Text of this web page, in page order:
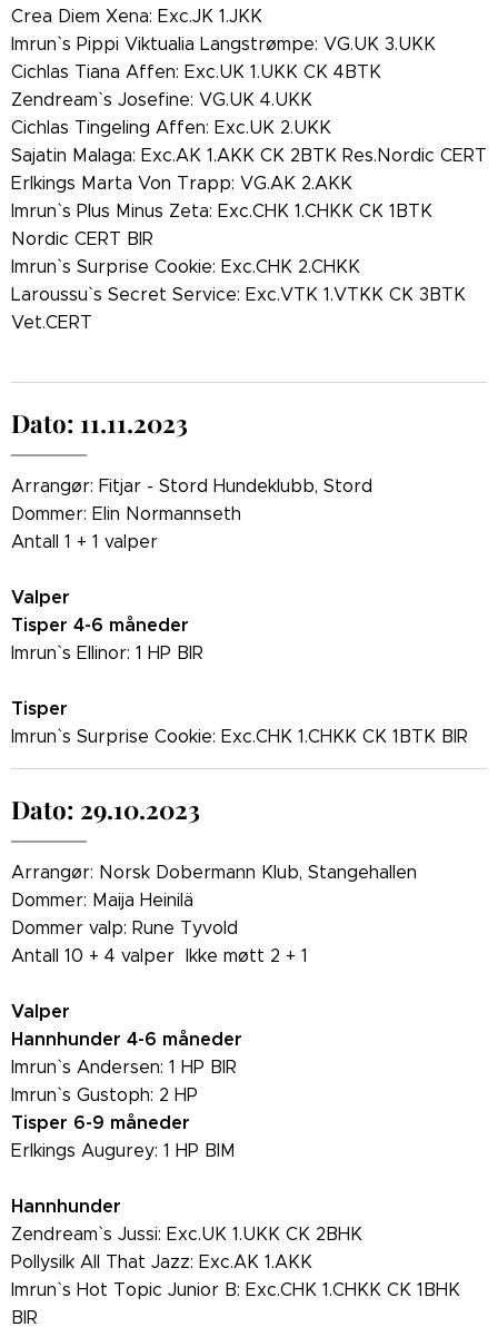
Crea Diem Xena: Exc.JK 1.JKK
Imrun` s Pippi Viktualia Langstrømpe: VG.UK 3.UKK
Cichlas Tiana Affen: Exc.UK 1.UKK CK 4BTK
Zendream` s Josefine: VG.UK 4.UKK
Cichlas Tingeling Affen: Exc.UK 2.UKK
Sajatin Malaga: Exc.AK 1.AKK CK 2BTK Res.Nordic CERT
Erlkings Marta Von Trapp: VG.AK 2.AKK
Imrun` s Plus Minus Zeta: Exc.CHK 1.CHKK CK 1BTK
Nordic CERT BIR
Imrun` s Surprise Cookie: Exc.CHK 2.CHKK
Laroussu` s Secret Service: Exc.VTK 1.VTKK CK 3BTK
Vet.CERT
Dato: 11.11.2023
Arrangør: Fitjar - Stord Hundeklubb, Stord
Dommer: Elin Normannseth
Antall 1 + 1 valper
Valper
Tisper 4-6 måneder
Imrun` s Ellinor: 1 HP BIR
Tisper
Imrun` s Surprise Cookie: Exc.CHK 1.CHKK CK 1BTK BIR
Dato: 29.10.2023
Arrangør: Norsk Dobermann Klub, Stangehallen
Dommer: Maija Heinilä
Dommer valp: Rune Tyvold
Antall 10 + 4 valper Ikke møtt 2 + 1
Valper
Hannhunder 4-6 måneder
Imrun` s Andersen: 1 HP BIR
Imrun` s Gustoph: 2 HP
Tisper 6-9 måneder
Erlkings Augurey: 1 HP BIM
Hannhunder
Zendream` s Jussi: Exc.UK 1.UKK CK 2BHK
Pollysilk All That Jazz: Exc.AK 1.AKK
Imrun` s Hot Topic Junior B: Exc.CHK 1.CHKK CK 1BHK
BIR